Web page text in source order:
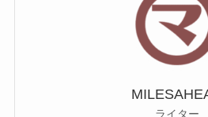
ライター